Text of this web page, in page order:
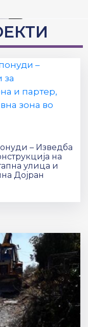
– Изведба
на
улица и
Дојран